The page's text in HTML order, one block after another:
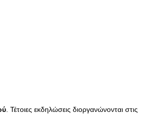
. Τέτοιες εκδηλώσεις διοργανώνονται στις